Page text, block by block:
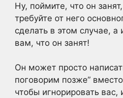
Ну, поймите, что он
требуйте от него
сделать в этом случае, а
вам, что он занят!
Он может просто
поговорим позже”
чтобы игнорировать вас,